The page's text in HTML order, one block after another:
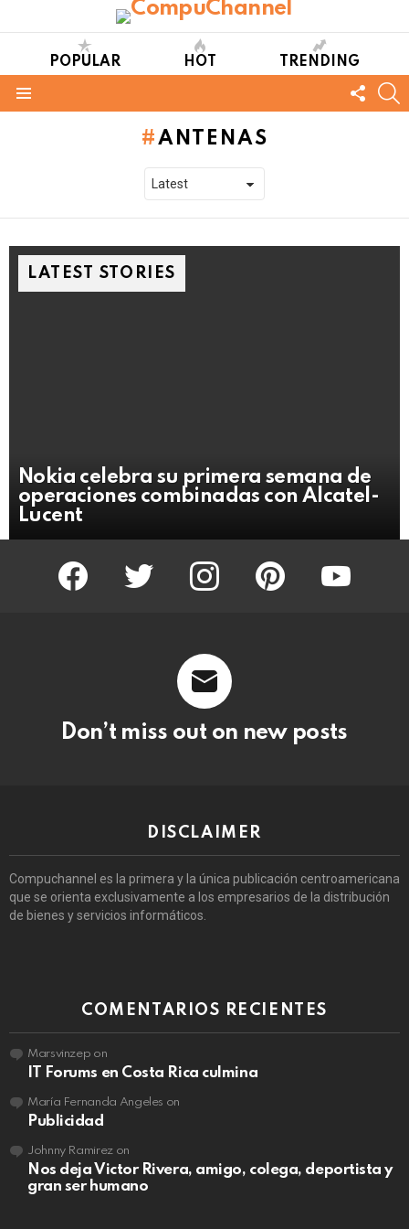
POPULAR HOT TRENDING
US
ANTENAS
LATEST STORIES
Nokia celebra su primera semana de
operaciones combinadas con Alcatel-
Lucent
facebook twitter instagram pinterest youtube
Don’t miss out on new posts
DISCLAIMER
Compuchannel es la primera y la única publicación centroamericana
que se orienta exclusivamente a los empresarios de la distribución
de bienes y servicios informáticos.
COMENTARIOS RECIENTES
Marsvinzep on
IT Forums en Costa Rica culmina
María Fernanda Angeles on
Publicidad
Johnny Ramirezon
Nos deja Victor Rivera, amigo, colega, deportista y
gran ser humano